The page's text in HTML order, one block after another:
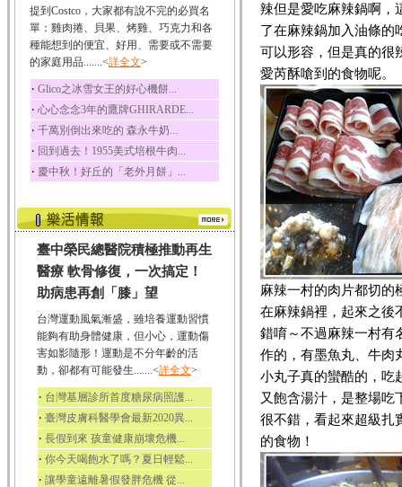
荔枝
荔枝性質溫和所含的營
養素有醣類、檸檬酸...
五味子
五味子性質溫熱所含營
養成分有揮發油、檸...
草魚
草魚含有維生素A、維生
素C、及豐富的蛋白...
提到Costco，大家都有說不完的必買名
單：雞肉捲、貝果、烤雞、巧克力和各
種能想到的便宜、好用、需要或不需要
的家庭用品.......<詳全文>
‧ Glico之冰雪女王的好心機餅...
‧ 心心念念3年的鷹牌GHIRARDE...
‧ 千萬別倒出來吃的 森永牛奶...
‧ 回到過去！1955美式培根牛肉...
‧ 慶中秋！好丘的「老外月餅」...
臺中榮民總醫院積極推動再生
醫療 軟骨修復，一次搞定！
助病患再創「膝」望
台灣運動風氣漸盛，雖培養運動習慣
能夠有助身體健康，但小心，運動傷
害如影隨形！運動是不分年齡的活
動，卻都有可能發生.......<詳全文>
‧ 台灣基層診所首度糖尿病照護...
‧ 臺灣皮膚科醫學會最新2020異...
‧ 長假到來 孩童健康崩壞危機...
‧ 你今天喝飽水了嗎？夏日輕鬆...
‧ 讓學童遠離暑假發胖危機 從...
辣但是愛吃麻辣鍋啊，
了在麻辣鍋加入油條的
可以形容，但是真的很
愛芮酥嗆到的食物呢。
麻辣一村的肉片都切的
在麻辣鍋裡，起來之後
錯唷～不過麻辣一村有
作的，有墨魚丸、牛肉
小丸子真的蠻酷的，吃
又飽含湯汁，是整場吃
很不錯，看起來超級扎
的食物！